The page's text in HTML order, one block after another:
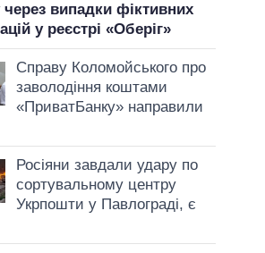
через випадки фіктивних
у реєстрі «Оберіг»
Справу Коломойського про
заволодіння коштами
«ПриватБанку» направили
Росіяни завдали удару по
сортувальному центру
Укрпошти у Павлограді, є